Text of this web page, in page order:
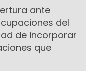
ante
del
de incorporar
que